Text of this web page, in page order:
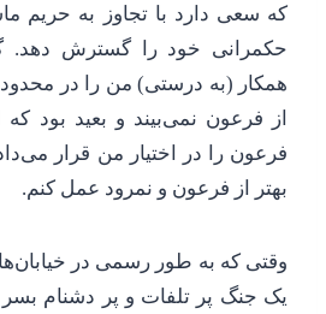
که سعی دارد با تجاوز به حریم
حکمرانی خود را گسترش دهد.
همکار (به درستی) من را در
از فرعون نمی‌بیند و بعید بود
فرعون را در اختیار من قرار
بهتر از فرعون و نمرود عمل کنم.
وقتی که به طور رسمی در
یک جنگ پر تلفات و پر دشنام بسر